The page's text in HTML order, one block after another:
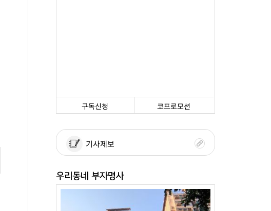
구독신청 코프로모션
기사제보
우리동네 부자명사